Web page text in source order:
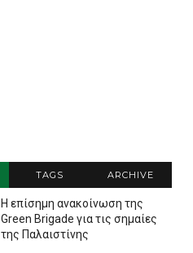
TAGS ARCHIVE
Η επίσημη ανακοίνωση της
Green Brigade για τις σημαίες
της Παλαιστίνης